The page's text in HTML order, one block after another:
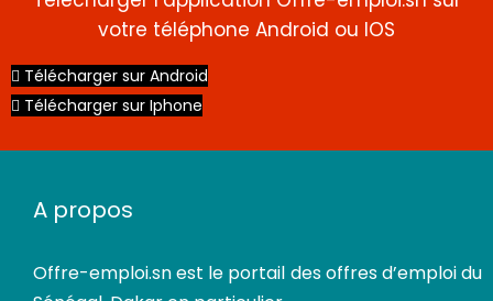
votre téléphone Android ou IOS
Télécharger sur Android
Télécharger sur Iphone
A propos
Offre-emploi.snest le portail des offres d’emploi du